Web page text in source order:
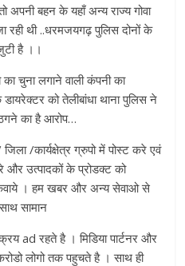
अपनी बहन के यहाँ अन्य राज्य गोवा
थी ..धरमजयगढ़ पुलिस दोनों के
है ।।
का चुना लगाने वाली कंपनी का
को तेलीबांधा थाना पुलिस ने
का है आरोप…
/कार्यक्षेत्र ग्रुपो में पोस्ट करे एवं
और उत्पादकों के प्रोडक्ट को
। हम खबर और अन्य सेवाओ से
सामान
ad रहते है । मिडिया पार्टनर और
लोगो तक पहुचते है । साथ ही